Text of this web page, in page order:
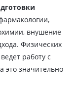
внушение
Физических
работу с
это значительно